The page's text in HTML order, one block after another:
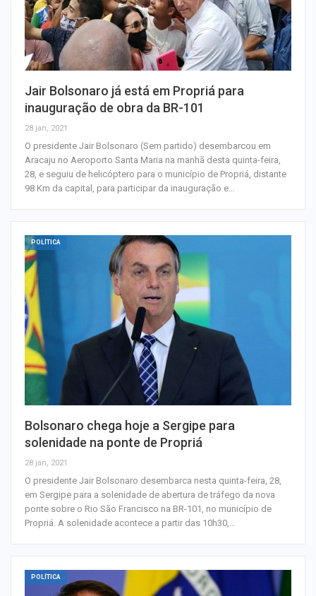
Jair Bolsonaro já está em Propriá para
inauguração de obra da BR-101
28 jan, 2021
O presidente Jair Bolsonaro (Sem partido) desembarcou em
Aracaju no Aeroporto Santa Maria na manhã desta quinta-feira,
28, e seguiu de helicóptero para o município de Propriá, distante
98 Km da capital, para participar da inauguração e…
POLÍTICA
Bolsonaro chega hoje a Sergipe para
solenidade na ponte de Propriá
28 jan, 2021
O presidente Jair Bolsonaro desembarca nesta quinta-feira, 28,
em Sergipe para a solenidade de abertura de tráfego da nova
ponte sobre o Rio São Francisco na BR-101, no município de
Propriá. A solenidade acontece a partir das 10h30,…
POLÍTICA